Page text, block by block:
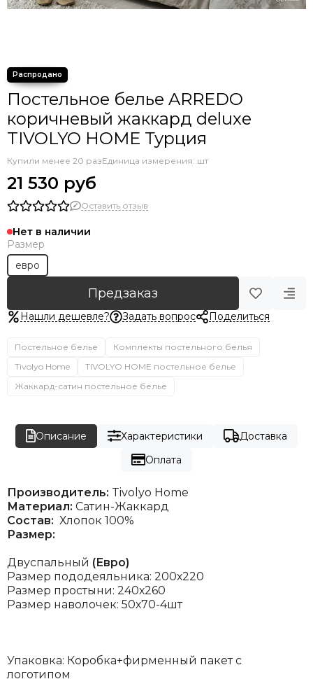
Постельное белье ARREDO
коричневый жаккард deluxe
TIVOLYO HOME Турция
Купили менее 20 разЕдиница измерения: шт
21 530 руб
Оставить отзыв
Нет в наличии
Размер
евро
Предзаказ
Нашли дешевле? Задать вопрос Поделиться
Постельное белье
Комплекты постельного белья
Tivolyo Home
TIVOLYO HOME постельное белье
Жаккард-сатин постельное белье
Описание Характеристики
Доставка
Оплата
Производитель: Tivolyo Home
Материал: Сатин-Жаккард
Состав: Хлопок 100%
Размер:
Двуспальный (Евро)
Размер пододеяльника: 200х220
Размер простыни: 240х260
Размер наволочек: 50х70-4шт
Упаковка: Коробка+фирменный пакет с
логотипом